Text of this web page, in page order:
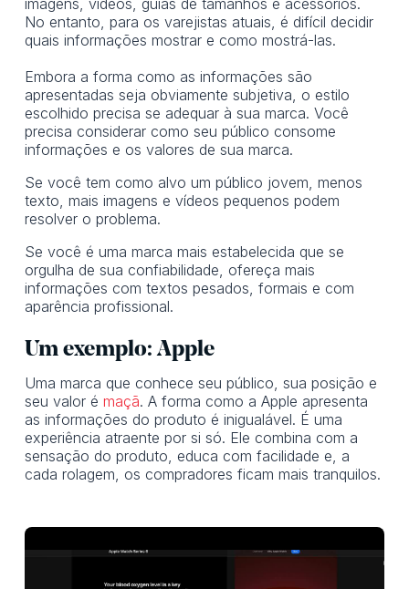
imagens, vídeos, guias de tamanhos e acessórios.
No entanto, para os varejistas atuais, é difícil decidir
quais informações mostrar e como mostrá-las.
Embora a forma como as informações são
apresentadas seja obviamente subjetiva, o estilo
escolhido precisa se adequar à sua marca. Você
precisa considerar como seu público consome
informações e os valores de sua marca.
Se você tem como alvo um público jovem, menos
texto, mais imagens e vídeos pequenos podem
resolver o problema.
Se você é uma marca mais estabelecida que se
orgulha de sua confiabilidade, ofereça mais
informações com textos pesados, formais e com
aparência profissional.
Um exemplo: Apple
Uma marca que conhece seu público, sua posição e
seu valor é maçã. A forma como a Apple apresenta
as informações do produto é inigualável. É uma
experiência atraente por si só. Ele combina com a
sensação do produto, educa com facilidade e, a
cada rolagem, os compradores ficam mais tranquilos.